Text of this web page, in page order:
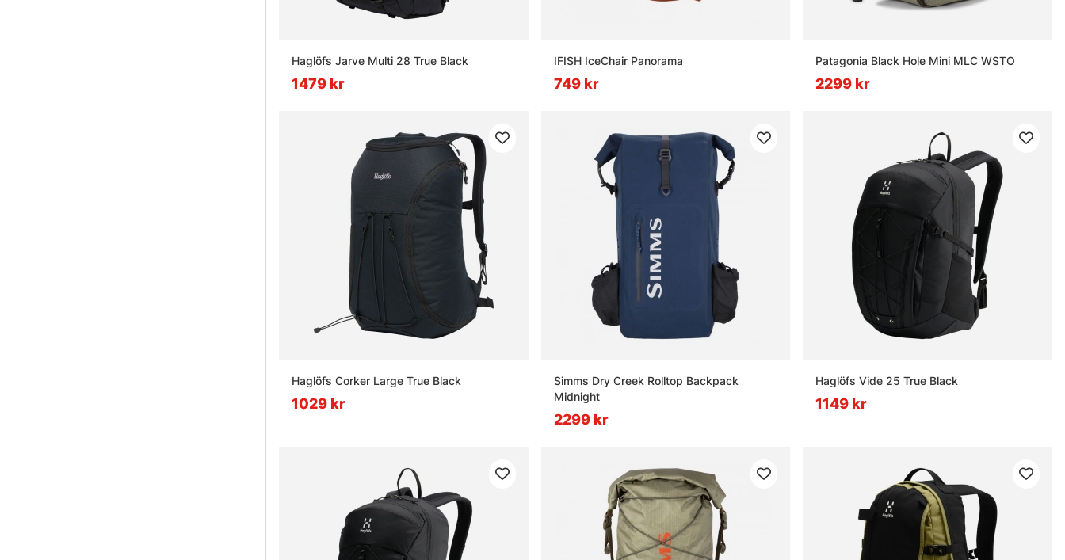
Haglöfs Jarve Multi 28 True Black
1479 kr
IFISH IceChair Panorama
749 kr
Patagonia Black Hole Mini MLC WSTO
2299 kr
Haglöfs Corker Large True Black
1029 kr
Simms Dry Creek Rolltop Backpack
Midnight
2299 kr
Haglöfs Vide 25 True Black
1149 kr